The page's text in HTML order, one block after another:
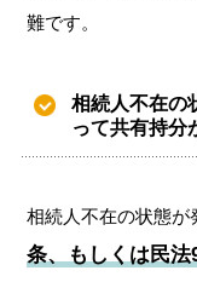
難です。
相続人不在の
って共有持分
相続人不在の状態が
条、もしくは民